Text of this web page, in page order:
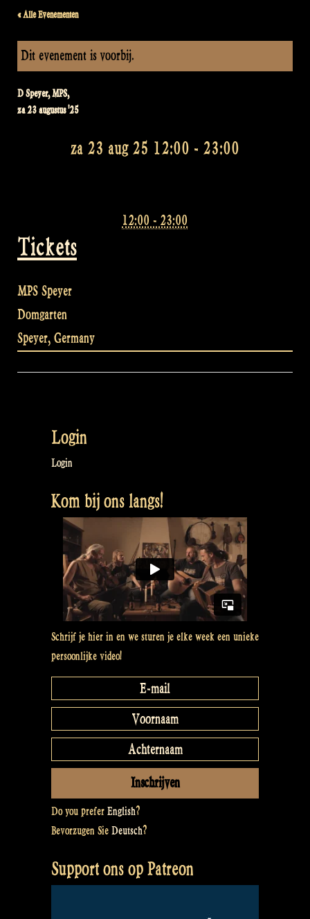
« Alle Evenementen
Dit evenement is voorbij.
D Speyer, MPS,
za 23 augustus '25
za 23 aug 25 12:00 - 23:00
Tickets
12:00 - 23:00
MPS Speyer
Domgarten
Speyer, Germany
Login
Login
Kom bij ons langs!
Schrijf je hier in en we sturen je elke week een unieke
persoonlijke video!
Do you prefer English?
Bevorzugen Sie Deutsch?
Support ons op Patreon